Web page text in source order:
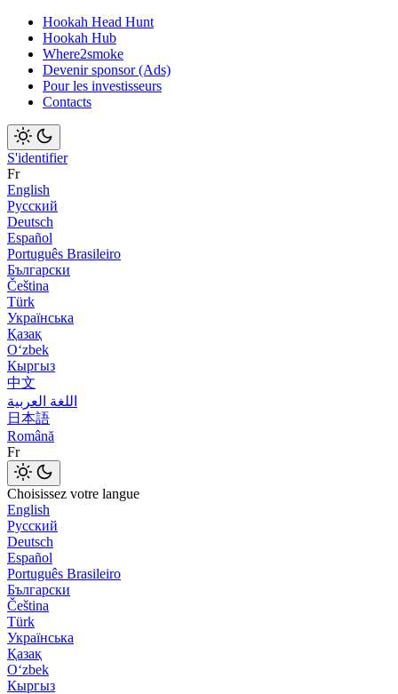
Hookah Head Hunt
Hookah Hub
Where2smoke
Devenir sponsor (Ads)
Pour les investisseurs
Contacts
S'identifier
Fr
English
Русский
Deutsch
Español
Português Brasileiro
Български
Čeština
Türk
Українська
Қазақ
Оʻzbek
Кыргыз
中文
اللغة العربية
日本語
Română
Fr
Choisissez votre langue
English
Русский
Deutsch
Español
Português Brasileiro
Български
Čeština
Türk
Українська
Қазақ
Оʻzbek
Кыргыз